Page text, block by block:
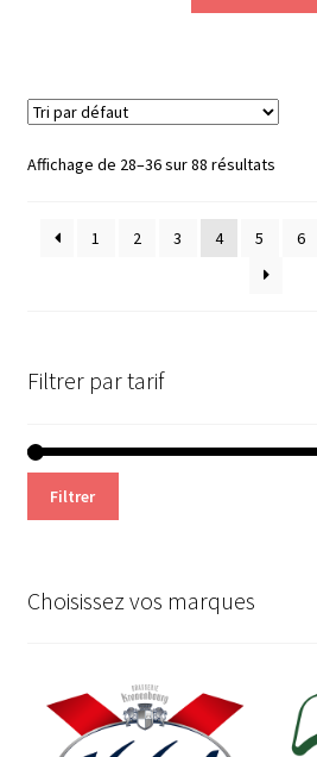
Affichage de 28–36 sur 88 résultats
1 2 3 4 5 6
Filtrer par tarif
Filtrer
Choisissez vos marques